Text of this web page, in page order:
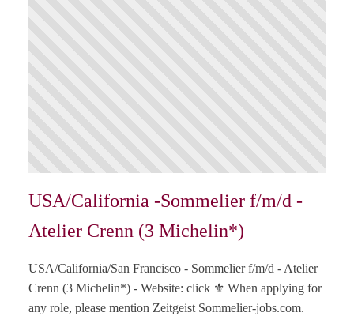
USA/California -Sommelier f/m/d -
Atelier Crenn (3 Michelin*)
USA/California/San Francisco - Sommelier f/m/d - Atelier
Crenn (3 Michelin*) - Website: click ⚜️ When applying for
any role, please mention Zeitgeist Sommelier-jobs.com.